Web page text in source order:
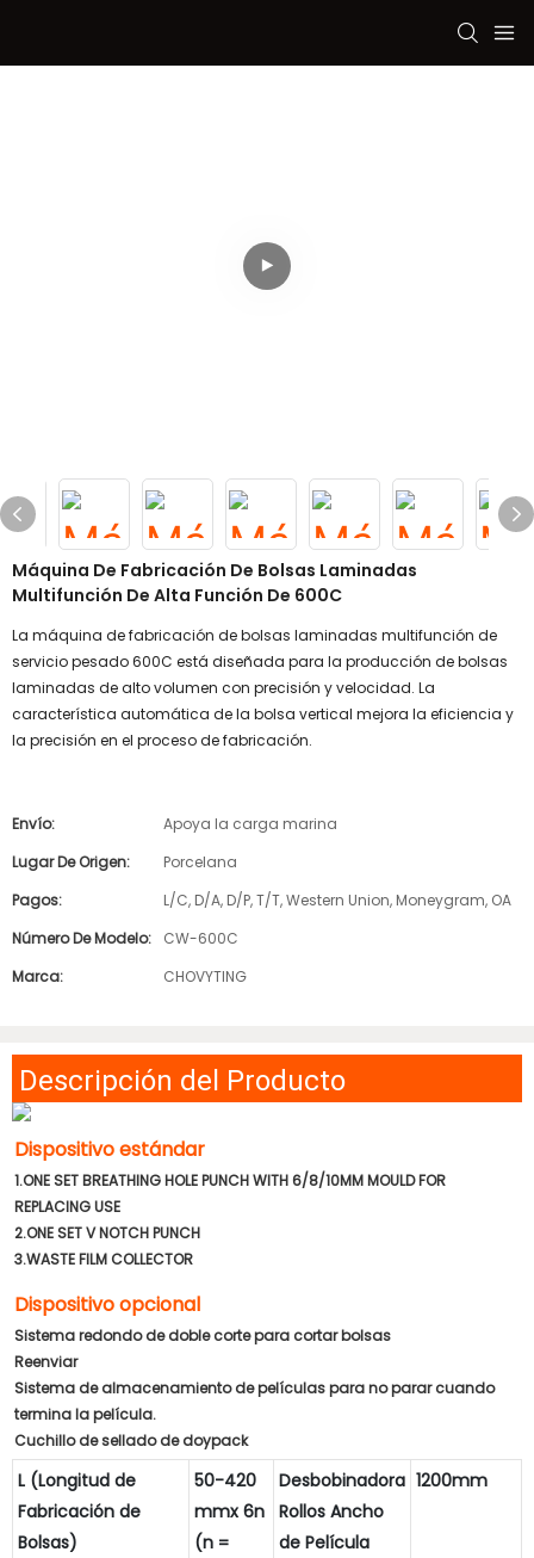
Máquina De Fabricación De Bolsas Laminadas
Multifunción De Alta Función De 600C
La máquina de fabricación de bolsas laminadas multifunción de
servicio pesado 600C está diseñada para la producción de bolsas
laminadas de alto volumen con precisión y velocidad. La
característica automática de la bolsa vertical mejora la eficiencia y
la precisión en el proceso de fabricación.
Envío:
Apoya la carga marina
Lugar De Origen:
Porcelana
Pagos:
L/C, D/A, D/P, T/T, Western Union, Moneygram, OA
Número De Modelo:
CW-600C
Marca:
CHOVYTING
Descripción del Producto
Dispositivo estándar
1.ONE SET BREATHING HOLE PUNCH WITH 6/8/10MM MOULD FOR
REPLACING USE
2.ONE SET V NOTCH PUNCH
3.WASTE FILM COLLECTOR
Dispositivo opcional
Sistema redondo de doble corte para cortar bolsas
Reenviar
Sistema de almacenamiento de películas para no parar cuando
termina la película.
Cuchillo de sellado de doypack
L (Longitud de
Fabricación de
Bolsas)
50-420
mmx 6n
(n =
Desbobinadora
Rollos Ancho
de Película
1200mm